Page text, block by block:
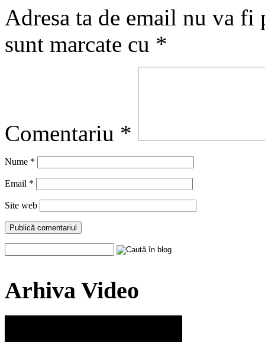
Adresa ta de email nu va fi
sunt marcate cu *
Comentariu *
Nume *
Email *
Site web
Arhiva Video